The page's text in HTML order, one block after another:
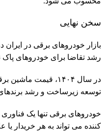
سخن نهایی
بازار خودروهای برقی در
رشد تقاضا برای خودروهای
در سال ۱۴۰۴، قیمت
توسعه زیرساخت و رشد
خودروهای برقی تنها یک
کننده می تواند به هر خریدار